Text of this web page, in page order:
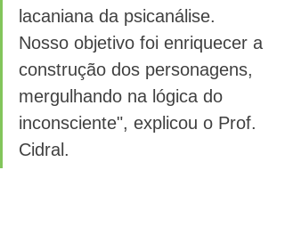
lacaniana da psicanálise.
Nosso objetivo foi enriquecer a
construção dos personagens,
mergulhando na lógica do
inconsciente", explicou o Prof.
Cidral.